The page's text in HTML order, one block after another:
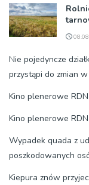
08:08
Nie pojedyncze
przystąpi do zmian
Kino plenerowe
Kino plenerowe
Wypadek quada z
poszkodowanych
Kiepura znów